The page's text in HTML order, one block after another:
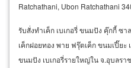
Ratchathani, Ubon Ratchathani
รับสั่งทำเค็ก เบเกอรี่ ขนมปัง คุ๊กกี้ ซ
เค็กฝอยทอง พาย ฟรุ๊ตเค็ก ขนมเปี๊ย
ขนมปัง เบเกอรี่รายใหญ่ใน จ.อุบลรา